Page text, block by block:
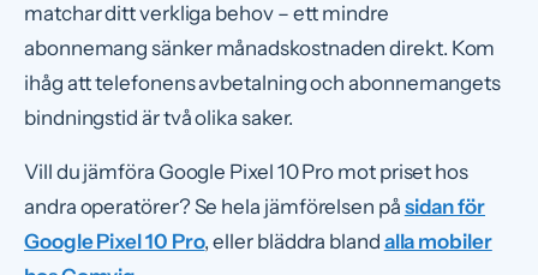
matchar ditt verkliga behov – ett mindre
abonnemang sänker månadskostnaden direkt. Kom
ihåg att telefonens avbetalning och abonnemangets
bindningstid är två olika saker.
Vill du jämföra Google Pixel 10 Pro mot priset hos
andra operatörer? Se hela jämförelsen på sidan för
Google Pixel 10 Pro, eller bläddra bland alla mobiler